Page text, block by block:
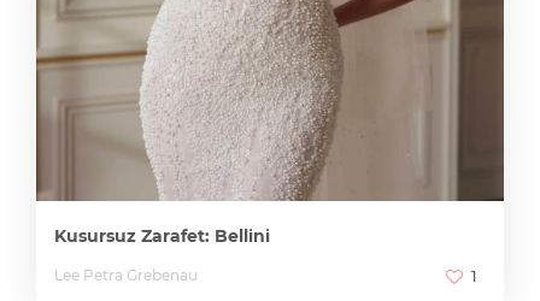
Kusursuz Zarafet: Bellini
Lee Petra Grebenau 1